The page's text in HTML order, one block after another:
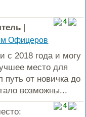
4
|
Офицеров
с 2018 года и могу
место для
путь от новичка до
возможны...
4